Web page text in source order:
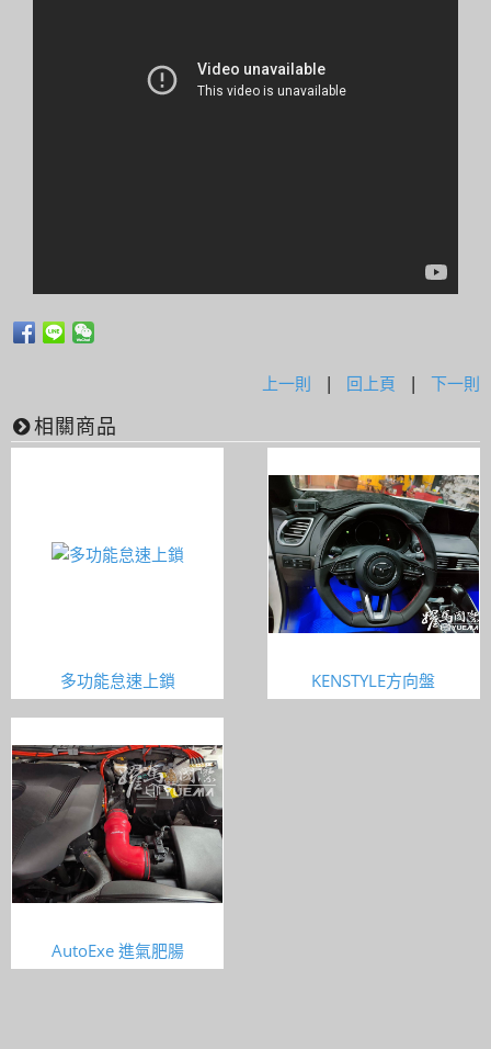
上一則 | 回上頁 | 下一則
相關商品
多功能怠速上鎖 KENSTYLE方向盤
AutoExe 進氣肥腸